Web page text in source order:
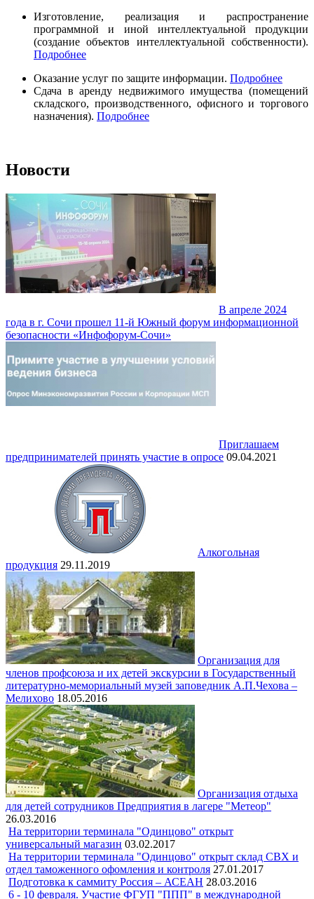
Изготовление, реализация и распространение
программной и иной интеллектуальной продукции
(создание объектов интеллектуальной собственности).
Подробнее
Оказание услуг по защите информации. Подробнее
Сдача в аренду недвижимого имущества (помещений
складского, производственного, офисного и торгового
назначения). Подробнее
Новости
В апреле 2024
года в г. Сочи прошел 11-й Южный форум информационной
безопасности «Инфофорум-Сочи»
Приглашаем
предпринимателей принять участие в опросе 09.04.2021
Алкогольная
продукция 29.11.2019
Организация для
членов профсоюза и их детей экскурсии в Государственный
литературно-мемориальный музей заповедник А.П.Чехова –
Мелихово 18.05.2016
Организация отдыха
для детей сотрудников Предприятия в лагере "Метеор"
26.03.2016
На территории терминала "Одинцово" открыт
универсальный магазин 03.02.2017
На территории терминала "Одинцово" открыт склад СВХ и
отдел таможенного офомления и контроля 27.01.2017
Подготовка к саммиту Россия – АСЕАН 28.03.2016
6 - 10 февраля. Участие ФГУП "ППП" в международной